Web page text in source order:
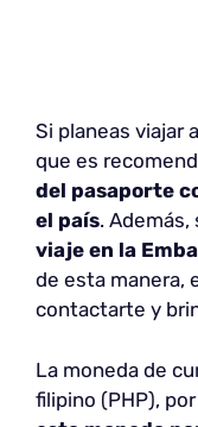
Si planeas viajar
que es
del pasaporte
el país.
viaje en la
de esta manera,
contactarte y
La moneda de
filipino (PHP),